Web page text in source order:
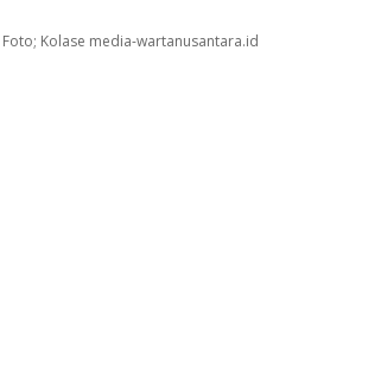
Foto; Kolase media-wartanusantara.id